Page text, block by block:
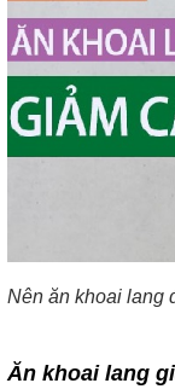
Nên ăn khoai lang
Ăn khoai lang